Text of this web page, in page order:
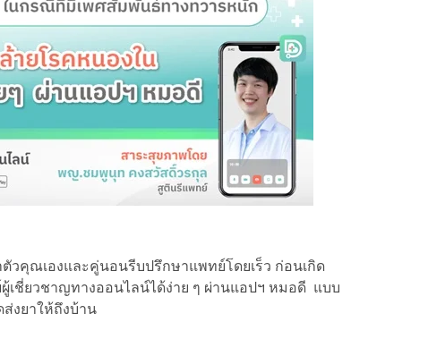
คุณเองและคู่นอนรีบปรึกษาแพทย์โดยเร็ว ก่อนเกิด
ชี่ยวชาญทางออนไลน์ได้ง่าย ๆ ผ่านแอปฯ หมอดี แบบ
งยาให้ถึงบ้าน